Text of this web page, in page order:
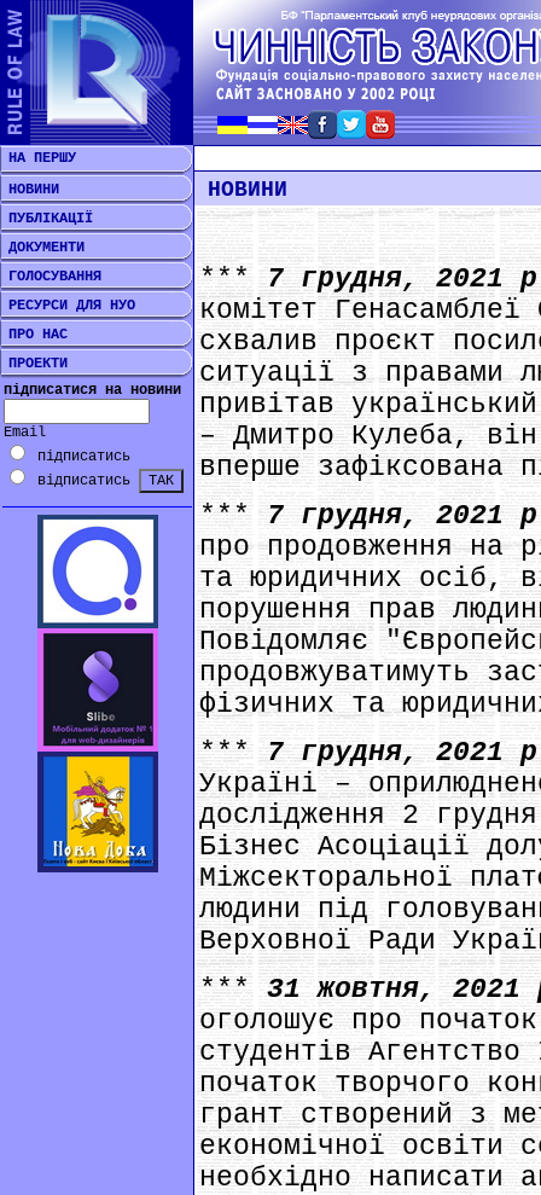
НА ПЕРШУ
НОВИНИ
ПУБЛІКАЦІЇ
ДОКУМЕНТИ
ГОЛОСУВАННЯ
РЕСУРСИ ДЛЯ НУО
ПРО НАС
ПРОЕКТИ
підписатися на новини
Email
підписатись
відписатись
НОВИНИ
***7 грудня, 2021
комітет
схвалив проєкт
ситуації з правами
привітав
– Дмитро Кулеба,
вперше зафіксована
***7 грудня, 2021
про продовження на
та юридичних осіб,
порушення прав
Повідомляє
продовжуватимуть
фізичних та
***7 грудня, 2021
Україні –
дослідження 2
Бізнес Асоціації
Міжсекторальної
людини під
Верховної Ради
***31 жовтня,
оголошує про
студентів
початок творчого
грант створений з
економічної освіти
необхідно написати